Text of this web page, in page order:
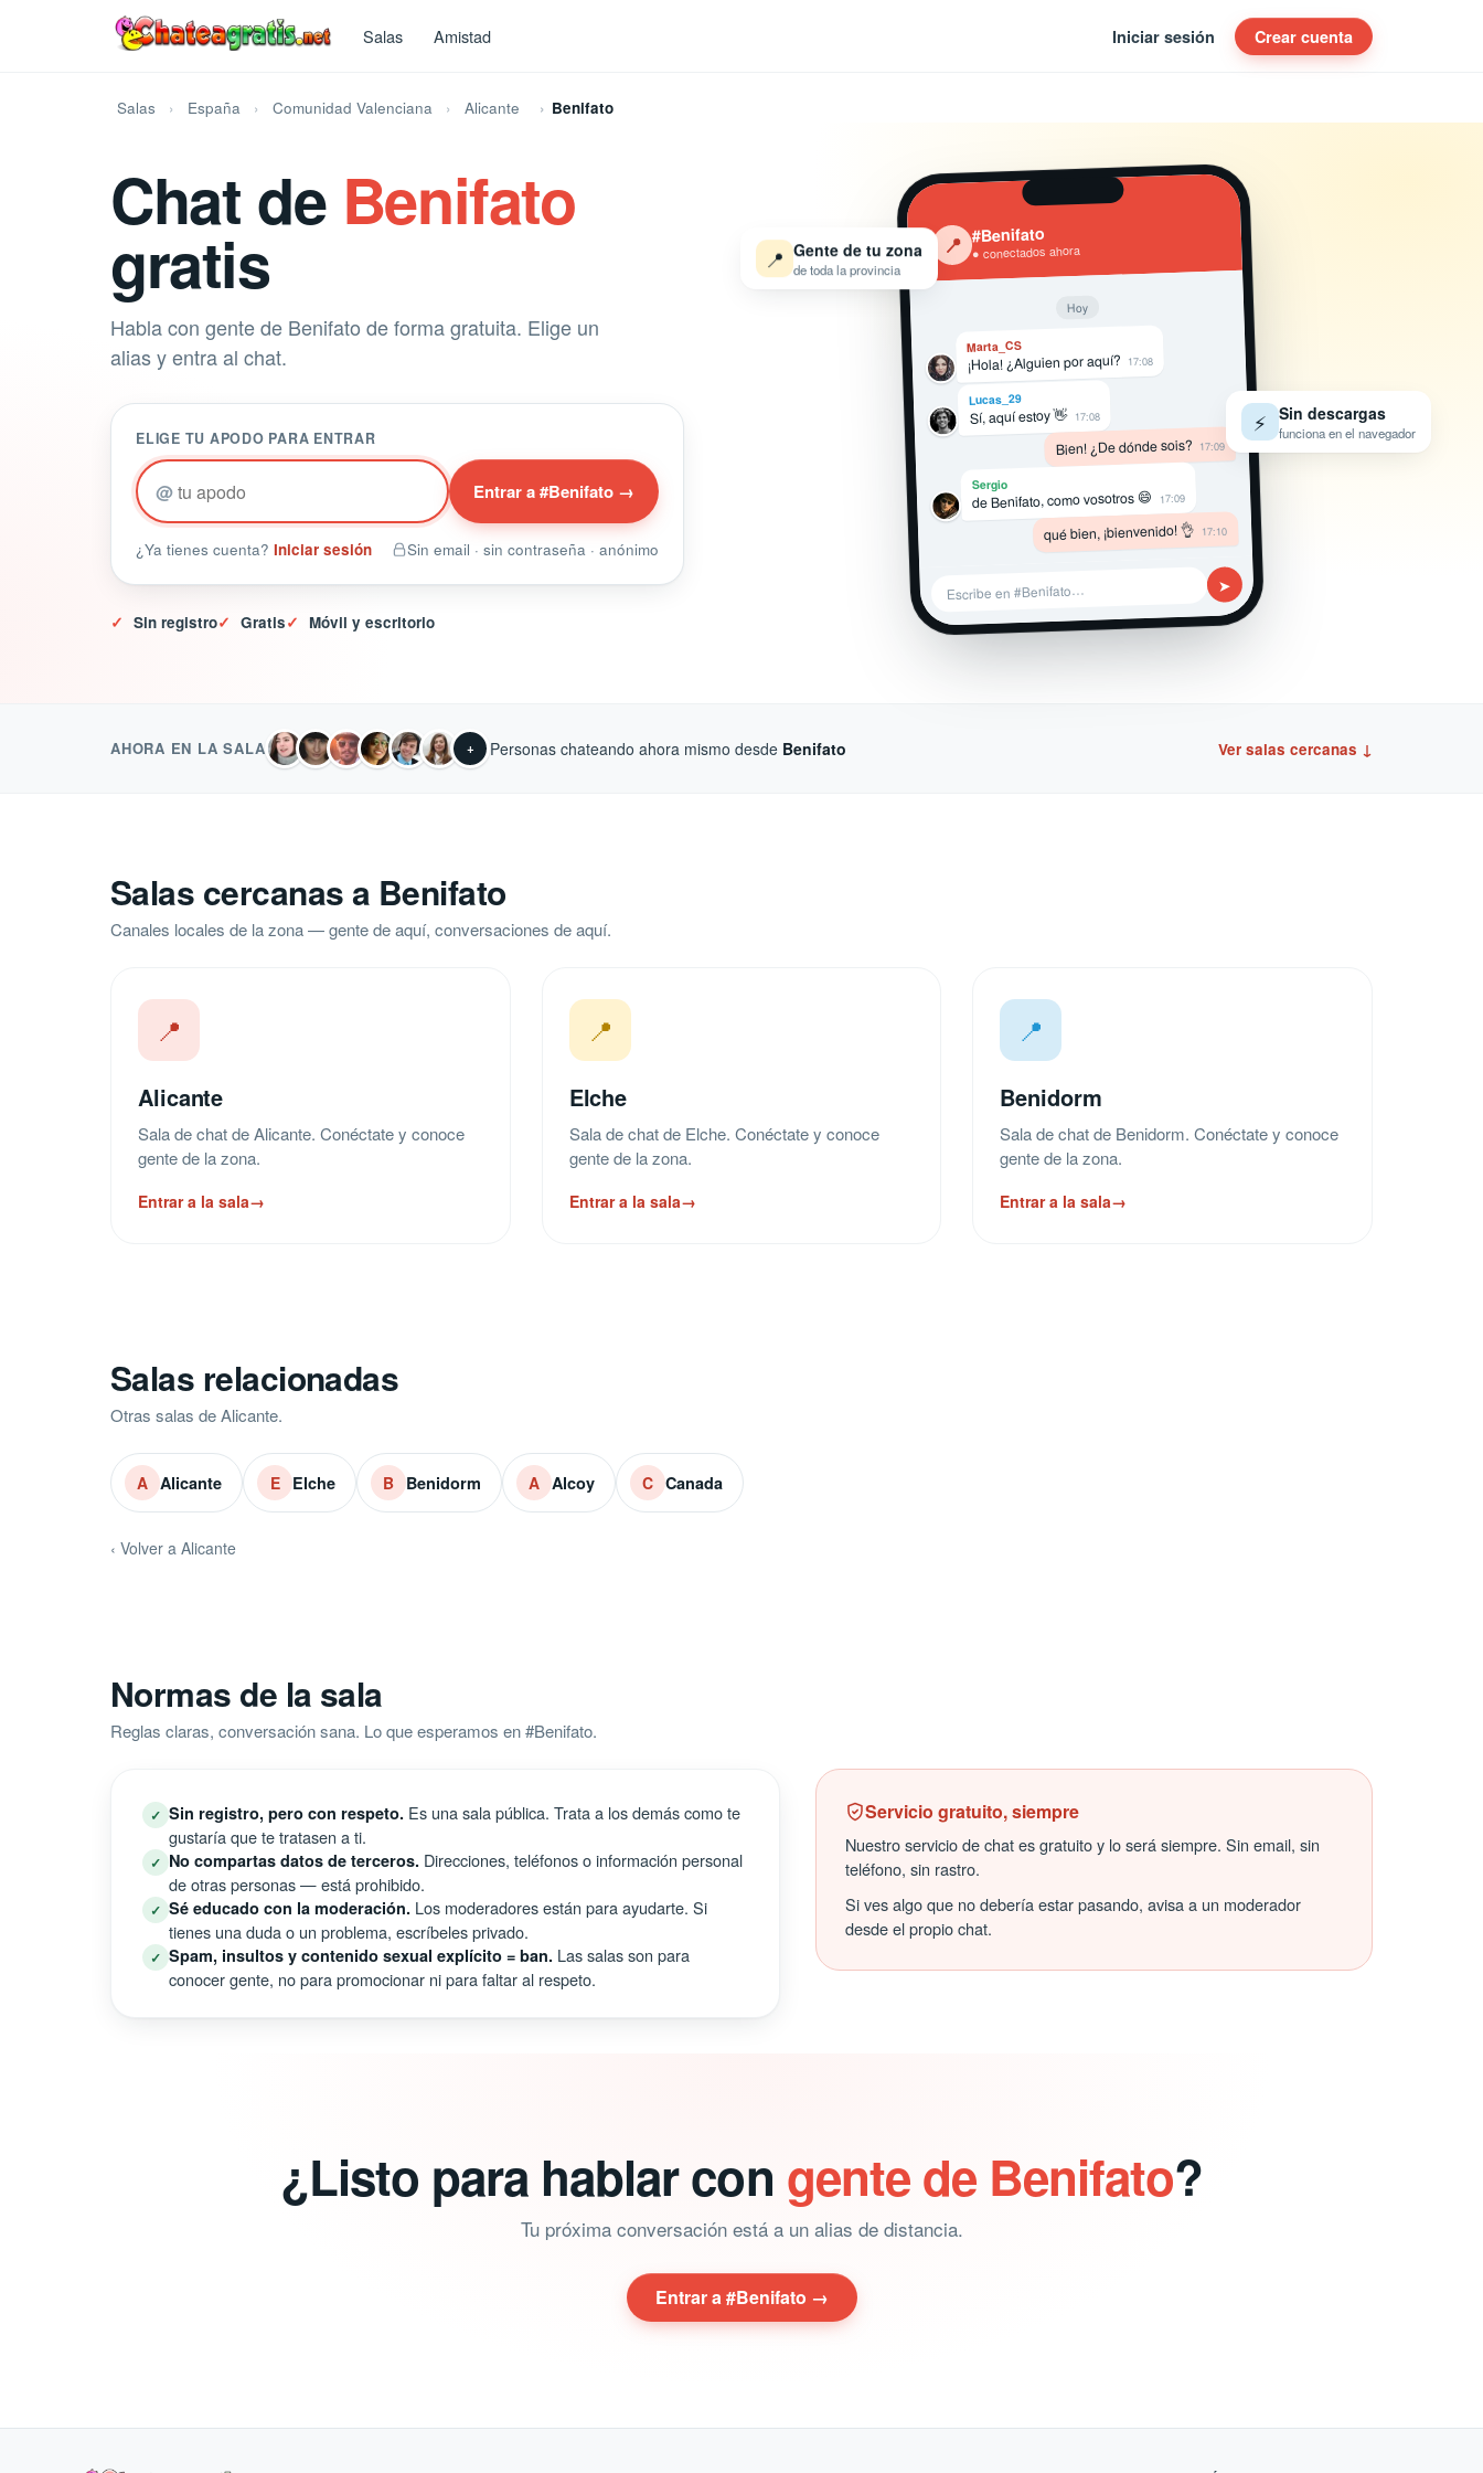
Salas Amistad Iniciar sesión Crear cuenta
Salas España Comunidad Valenciana Alicante Benifato
Chat de Benifato
gratis
Habla con gente de Benifato de forma gratuita. Elige un
alias y entra al chat.
ELIGE TU APODO PARA ENTRAR
@ Entrar a #Benifato →
¿Ya tienes cuenta? Iniciar sesión Sin email · sin contraseña · anónimo
✓ Sin registro✓ Gratis✓ Móvil y escritorio
📍 #Benifato
● conectados ahora
Hoy
Marta_CS
¡Hola! ¿Alguien por aquí? 17:08
Lucas_29
Sí, aquí estoy 👋 17:08
Bien! ¿De dónde sois? 17:09
Sergio
de Benifato, como vosotros 😄 17:09
qué bien, ¡bienvenido! 👌 17:10
Escribe en #Benifato… ➤
📍 Gente de tu zona
de toda la provincia
⚡ Sin descargas
funciona en el navegador
AHORA EN LA SALA + Personas chateando ahora mismo desde Benifato Ver salas cercanas ↓
Salas cercanas a Benifato
Canales locales de la zona — gente de aquí, conversaciones de aquí.
📍
Alicante
Sala de chat de Alicante. Conéctate y conoce
gente de la zona.
Entrar a la sala→
📍
Elche
Sala de chat de Elche. Conéctate y conoce
gente de la zona.
Entrar a la sala→
📍
Benidorm
Sala de chat de Benidorm. Conéctate y conoce
gente de la zona.
Entrar a la sala→
Salas relacionadas
Otras salas de Alicante.
A Alicante E Elche B Benidorm A Alcoy C Canada
‹ Volver a Alicante
Normas de la sala
Reglas claras, conversación sana. Lo que esperamos en #Benifato.
✓ Sin registro, pero con respeto. Es una sala pública. Trata a los demás como te
gustaría que te tratasen a ti.
✓ No compartas datos de terceros. Direcciones, teléfonos o información personal
de otras personas — está prohibido.
✓ Sé educado con la moderación. Los moderadores están para ayudarte. Si
tienes una duda o un problema, escríbeles privado.
✓ Spam, insultos y contenido sexual explícito = ban. Las salas son para
conocer gente, no para promocionar ni para faltar al respeto.
Servicio gratuito, siempre
Nuestro servicio de chat es gratuito y lo será siempre. Sin email, sin
teléfono, sin rastro.
Si ves algo que no debería estar pasando, avisa a un moderador
desde el propio chat.
¿Listo para hablar con gente de Benifato?
Tu próxima conversación está a un alias de distancia.
Entrar a #Benifato →